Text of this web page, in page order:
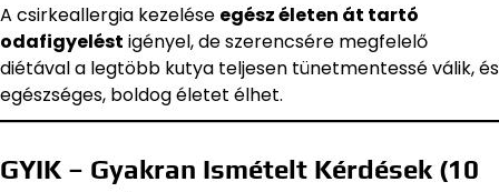
A csirkeallergia kezelése egész életen át tartó
odafigyelést igényel, de szerencsére megfelelő
diétával a legtöbb kutya teljesen tünetmentessé válik, és
egészséges, boldog életet élhet.
GYIK – Gyakran Ismételt Kérdések (10